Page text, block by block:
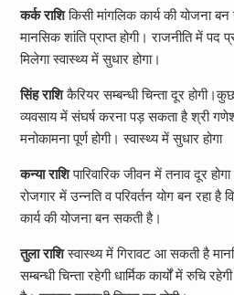
कर्क राशिकिसी मांगलिक कार्य की योजना बन
मानसिक शांति प्राप्त होगी। राजनीति में पद
मिलेगा स्वास्थ्य में सुधार होगा।
सिंह राशिकैरियर सम्बन्धी चिन्ता दूर
व्यवसाय में संघर्ष करना पड़ सकता है श्री
मनोकामना पूर्ण होगी। स्वास्थ्य में सुधार होगा
कन्या राशिपारिवारिक जीवन में तनाव दूर होगा
रोजगार में उन्नति व परिवर्तन योग बन रहा है
कार्य की योजना बन सकती है।
तुला राशिस्वास्थ्य में गिरावट आ सकती है
सम्बन्धी चिन्ता रहेगी धार्मिक कार्यों में रुचि